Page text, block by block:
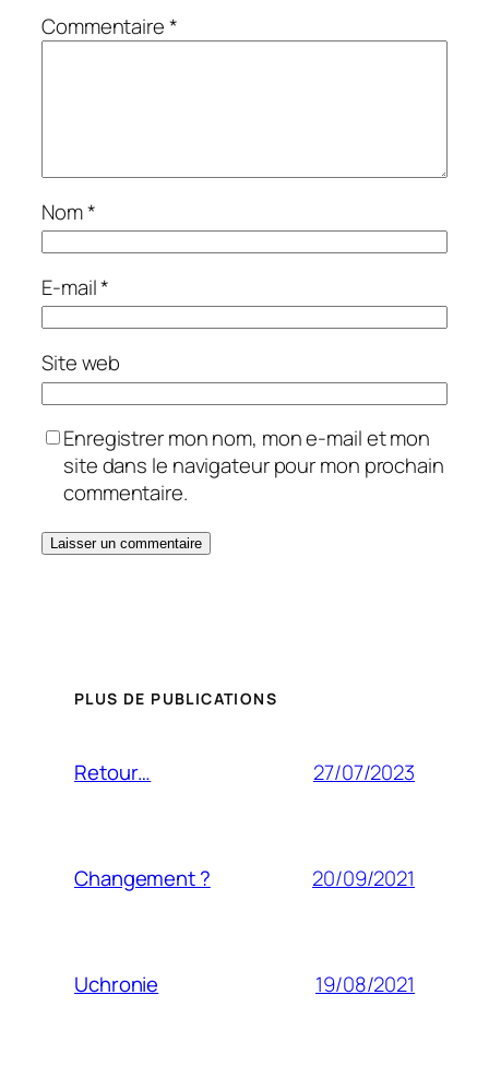
Commentaire*
Nom*
E-mail*
Site web
Enregistrer mon nom, mon e-mail et mon
site dans le navigateur pour mon prochain
commentaire.
PLUS DE PUBLICATIONS
Retour… 27/07/2023
Changement ? 20/09/2021
Uchronie 19/08/2021